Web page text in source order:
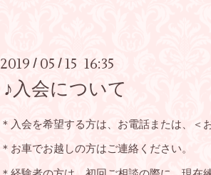
2019 / 05 / 15 16:35
♪入会について
＊入会を希望する方は、お電話または、＜
＊お車でお越しの方はご連絡ください。